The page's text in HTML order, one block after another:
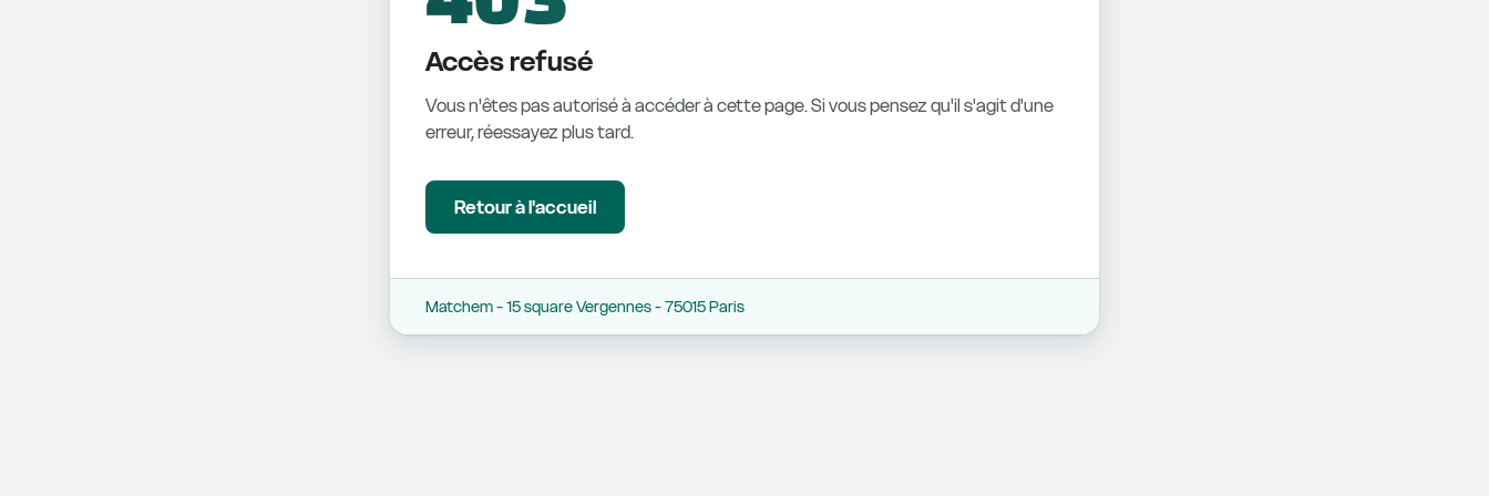
Accès refusé
Vous n'êtes pas autorisé à accéder à cette page. Si vous pensez qu'il s'agit d'une
erreur, réessayez plus tard.
Retour à l'accueil
Matchem - 15 square Vergennes - 75015 Paris